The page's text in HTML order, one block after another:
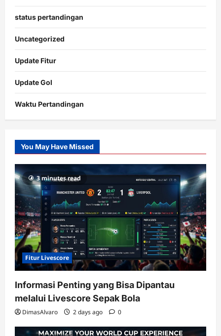
status pertandingan
Uncategorized
Update Fitur
Update Gol
Waktu Pertandingan
Slot
Gacor
RTP
terupdate
You May Have Missed
3 minutes read
Fitur Livescore
Informasi Penting yang Bisa Dipantau
melalui Livescore Sepak Bola
DimasAlvaro 2 days ago 0